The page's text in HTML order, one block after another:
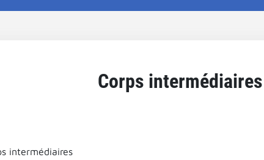
Corps intermédiaires
intermédiaires